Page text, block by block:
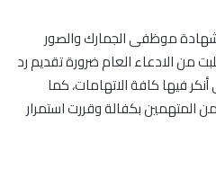
موظفى الجمارك والصور
من الادعاء العام ضرورة تقديم رد
فيها كافة الاتهامات، كما
بكفالة وقررت استمرار